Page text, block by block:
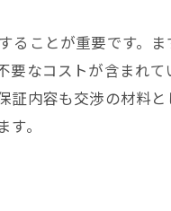
例
ことが重要です。
なコストが含まれ
内容も交渉の材料
。